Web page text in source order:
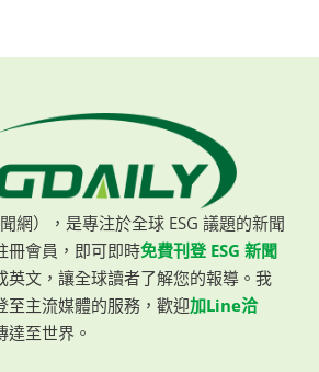
網），是專注於全球 ESG 議題的新聞
冊會員，即可即時免費刊登 ESG 新聞
英文，讓全球讀者了解您的報導。我
至主流媒體的服務，歡迎加Line洽
達至世界。